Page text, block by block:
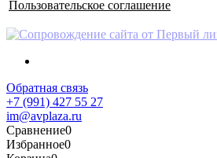
Пользовательское соглашение
Обратная связь
+7 (991) 427 55 27
im@avplaza.ru
Сравнение0
Избранное0